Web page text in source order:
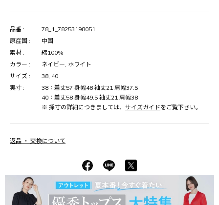
品番 :
78_1_78253198051
原産国 :
中国
素材 :
綿100%
カラー :
ネイビー, ホワイト
サイズ :
38, 40
実寸 :
38：着丈57 身幅48 袖丈21 肩幅37.5
40：着丈58 身幅49.5 袖丈21 肩幅38
※ 採寸の詳細につきましては、 サイズガイドをご覧下さい。
返品 ・ 交換について